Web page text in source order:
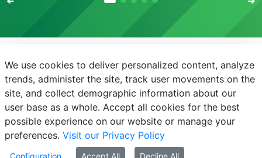
E-mail Telefonkönyv NEPTUN
E-learning
Bejelentkezés
Adatvédelem
We use cookies to deliver personalized content, analyze
trends, administer the site, track user movements on the
site, and collect demographic information about our
user base as a whole. Accept all cookies for the best
possible experience on our website or manage your
preferences. Visit our Privacy Policy
Configuration Accept All Decline All